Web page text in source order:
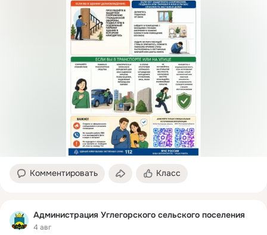
Комментировать Класс
Администрация Углегорского сельского поселения
4 авг
Вторник, четверг
с 10.00 до 12.00